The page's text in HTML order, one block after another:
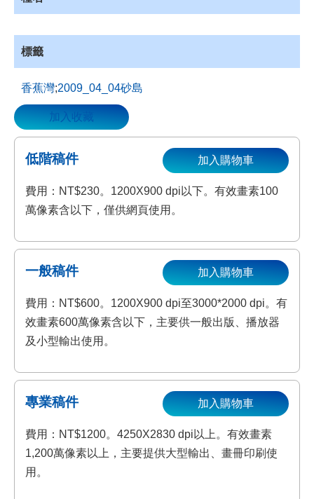
標籤
香蕉灣;2009_04_04砂島
加入收藏
低階稿件
費用：NT$230。1200X900 dpi以下。有效畫素100
萬像素含以下，僅供網頁使用。
加入購物車
一般稿件
費用：NT$600。1200X900 dpi至3000*2000 dpi。有
效畫素600萬像素含以下，主要供一般出版、播放器
及小型輸出使用。
加入購物車
專業稿件
費用：NT$1200。4250X2830 dpi以上。有效畫素
1,200萬像素以上，主要提供大型輸出、畫冊印刷使
用。
加入購物車